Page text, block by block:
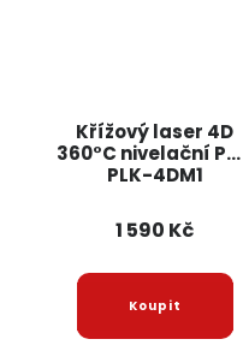
Křížový laser 4D
360°C nivelační PM-
PLK-4DM1
1 590 Kč